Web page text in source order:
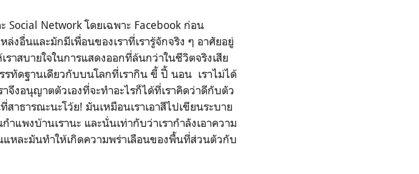
Network โดยเฉพาะ Facebook ก่อน
อื่นและมักมีเพื่อนของเราที่เรารู้จักจริง ๆ อาศัยอยู่
าสบายใจในการแสดงออกที่ล้นกว่าในชีวิตจริงเสีย
รรทัดฐานเดียวกับบนโลกที่เรากิน ขี้ ปี้ นอน เราไม่ได้
จึงอนุญาตตัวเองที่จะทำอะไรก็ได้ที่เราคิดว่าดีกับตัว
าธารณะนะโว้ย! มันเหมือนเราเอาสีไปเขียนระบาย
แพงบ้านเรานะ และนั่นเท่ากับว่าเรากำลังเอาความ
หละมันทำให้เกิดความพร่าเลือนของพื้นที่ส่วนตัวกับ